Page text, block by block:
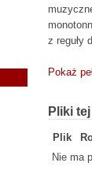
z reguły
Pokaż
Pliki
Plik
Nie ma